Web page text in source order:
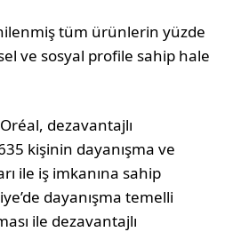
tüm ürünlerin yüzde
ve sosyal profile sahip hale
dezavantajlı
kişinin dayanışma ve
ile iş imkanına sahip
dayanışma temelli
ile dezavantajlı